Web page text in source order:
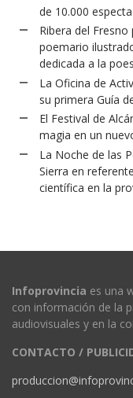
de 10.000
Ribera del
poemario
dedicada a la
La Oficina de
su primera Guía
El Festival de
magia en un
La Noche de las
Sierra en
científica en la
Infoprovincia es una
con información de la
audiovisuales y en la
CONTACTO /